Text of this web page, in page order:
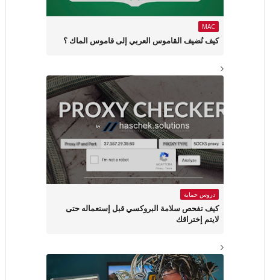
MAC
كيف تُضيف القاموس العربي إلى قاموس الماك ؟
دروس حماية
كيف تفحص سلامة البروكسي قبل إستعماله حتى
لايتم إختراقك